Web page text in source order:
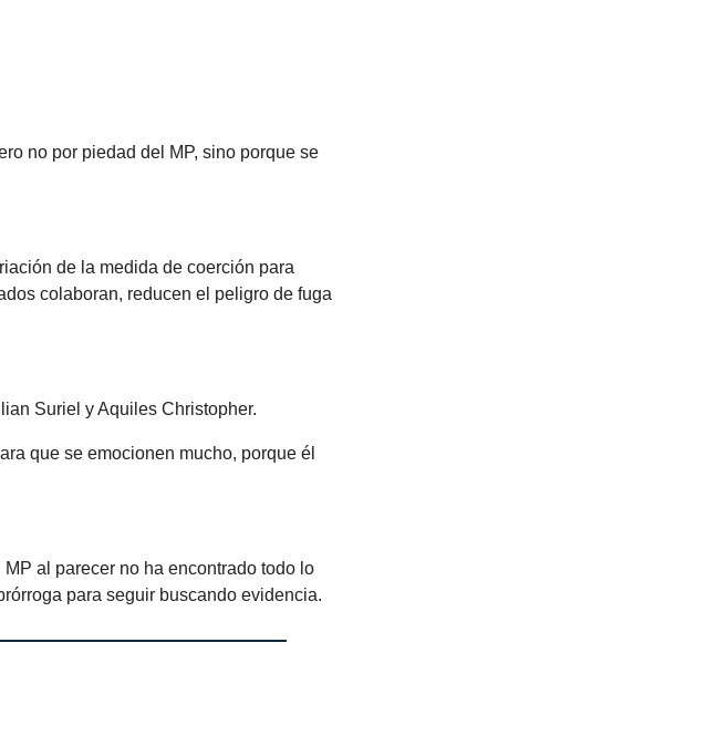
no por piedad del MP, sino porque se
de la medida de coerción para
colaboran, reducen el peligro de fuga
Suriel y Aquiles Christopher.
que se emocionen mucho, porque él
al parecer no ha encontrado todo lo
para seguir buscando evidencia.